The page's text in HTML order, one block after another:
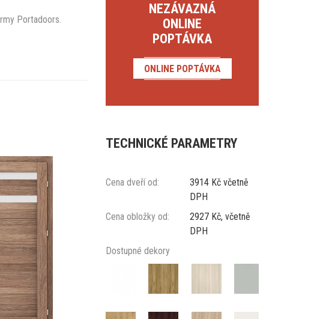
Portadoors.
NEZÁVAZNÁ
ONLINE
POPTÁVKA
ONLINE POPTÁVKA
TECHNICKÉ PARAMETRY
Cena dveří od:
3914 Kč včetně
DPH
Cena obložky od:
2927 Kč, včetně
DPH
Dostupné dekory